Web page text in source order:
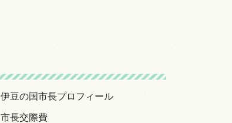
伊豆の国市長プロフィール
市長交際費